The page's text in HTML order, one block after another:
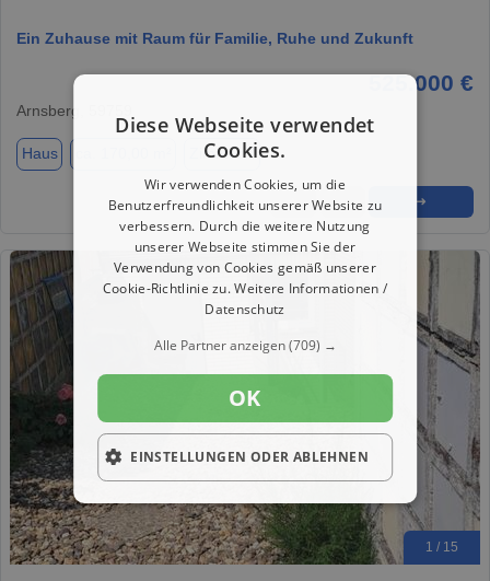
Ein Zuhause mit Raum für Familie, Ruhe und Zukunft
525.000 €
Arnsberg, 59759
Haus Zimmer 7
★ ➦ ➜
1 / 15
Diese Webseite verwendet
Cookies.
Wir verwenden Cookies, um die
Benutzerfreundlichkeit unserer Website zu
verbessern. Durch die weitere Nutzung
unserer Webseite stimmen Sie der
Verwendung von Cookies gemäß unserer
Cookie-Richtlinie zu.Weitere Informationen /
Datenschutz
Alle Partner anzeigen(709) →
OK
EINSTELLUNGEN ODER ABLEHNEN